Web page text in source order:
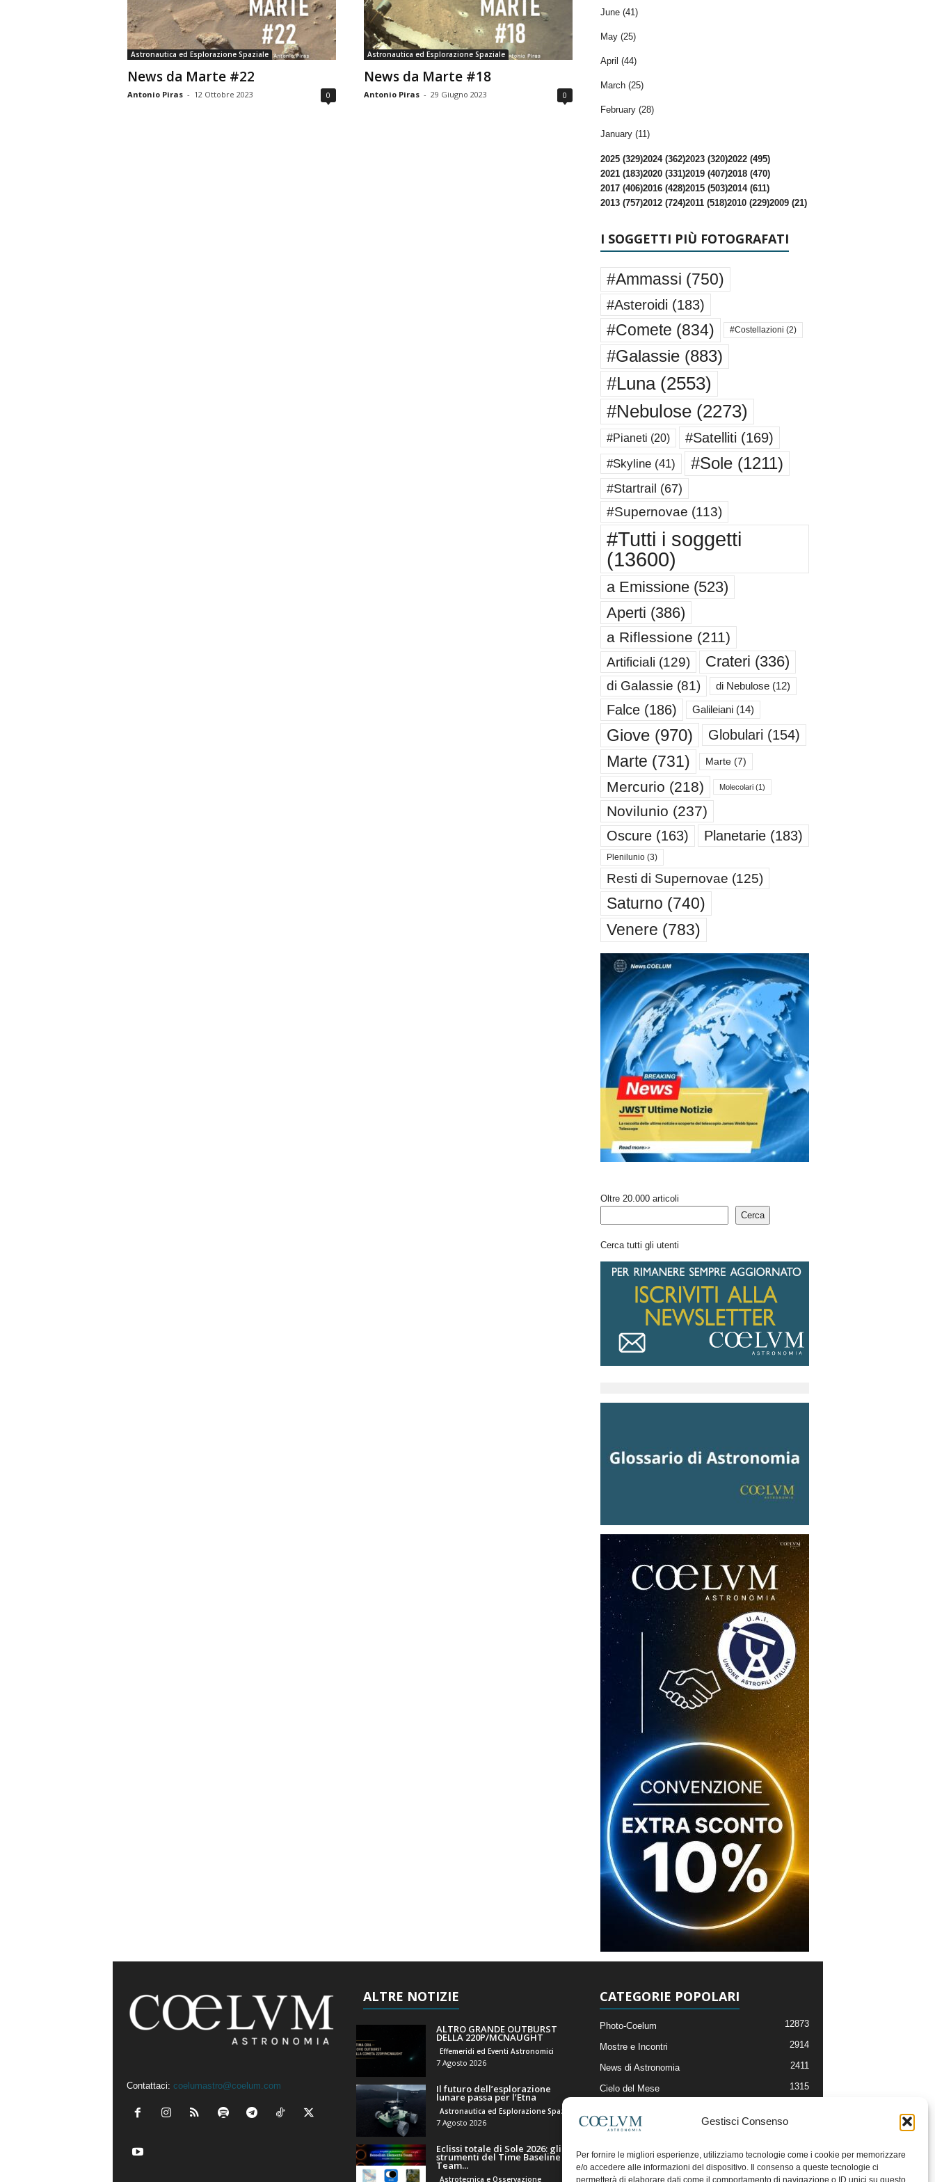
Gestisci Consenso
Per fornire le migliori esperienze, utilizziamo tecnologie come i cookie per memorizzare
e/o accedere alle informazioni del dispositivo. Il consenso a queste tecnologie ci
permetterà di elaborare dati come il comportamento di navigazione o ID unici su questo
n
m
i
a
Astronautica ed Esplorazione Spaziale
News da Marte #22
Antonio Piras - 12 Ottobre 2023 0
Astronautica ed Esplorazione Spaziale
News da Marte #18
Antonio Piras - 29 Giugno 2023 0
June (41)
May (25)
April (44)
March (25)
February (28)
January (11)
2025 (329)2024 (362)2023 (320)2022 (495)
2021 (183)2020 (331)2019 (407)2018 (470)
2017 (406)2016 (428)2015 (503)2014 (611)
2013 (757)2012 (724)2011 (518)2010 (229)2009 (21)
I SOGGETTI PIÙ FOTOGRAFATI
#Ammassi (750)
#Asteroidi (183)
#Comete (834) #Costellazioni (2)
#Galassie(883)
#Luna(2553)
#Nebulose(2273)
#Pianeti (20) #Satelliti (169)
#Skyline(41) #Sole(1211)
#Startrail (67)
#Supernovae (113)
#Tutti i soggetti
(13600)
a Emissione(523)
Aperti (386)
a Riflessione (211)
Artificiali (129) Crateri (336)
di Galassie (81) di Nebulose(12)
Falce(186) Galileiani(14)
Giove(970) Globulari (154)
Marte (731) Marte(7)
Mercurio (218) Molecolari(1)
Novilunio (237)
Oscure(163) Planetarie(183)
Plenilunio(3)
Resti di Supernovae (125)
Saturno (740)
Venere (783)
Oltre 20.000 articoli
Cerca
Cerca tutti gli utenti
Contattaci: coelumastro@coelum.com
ALTRE NOTIZIE
ALTRO GRANDE OUTBURST
DELLA 220P/MCNAUGHT
Effemeridi ed Eventi Astronomici
7 Agosto 2026
Il futuro dell’esplorazione
lunare passa per l’Etna
7 Agosto 2026
Eclissi totale di Sole 2026: gli
strumenti del Time Baseline
Team...
Astrotecnica e Osservazione
CATEGORIE POPOLARI
Photo-Coelum 12873
Mostre e Incontri 2914
News di Astronomia 2411
Cielo del Mese 1315
Articoli e Risorse On-Line
Il Blog della Redazione